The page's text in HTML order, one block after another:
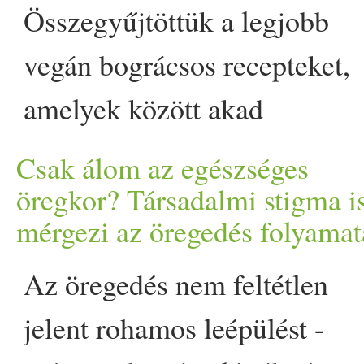
hűsítő vizét. Most légy
tökéletesen teljesíteni,
fontos feladat. Élvezd a jól
után. A júliusi intenzív
kiszáradhat. Nagyon
folyadékot, lédús
részben ehhez több
fokozódik a
elégedettséget. A test és
figyelmeztetik a
kutatói appeared first on
Összegyűjtöttük a legjobb
vegán bográcsos recepteket,
amelyek között akad
magyaros klasszikus, de
keleti ihletésű egytálétel is.
Bármelyiket is választod,
izgalmas, laktató és sokszínű
fogás kerül majd ki az
Csak álom az egészséges
öregkor? Társadalmi stigma
mérgezi az öregedés
Az öregedés nem feltétlen
jelent rohamos leépülést -